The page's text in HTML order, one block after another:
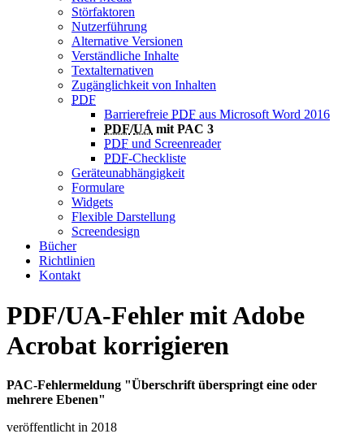
Störfaktoren
Nutzerführung
Alternative Versionen
Verständliche Inhalte
Textalternativen
Zugänglichkeit von Inhalten
PDF
Barrierefreie PDF aus Microsoft Word 2016
PDF/UA mit PAC 3
PDF und Screenreader
PDF-Checkliste
Geräteunabhängigkeit
Formulare
Widgets
Flexible Darstellung
Screendesign
Bücher
Richtlinien
Kontakt
PDF/UA-Fehler mit Adobe
Acrobat korrigieren
PAC-Fehlermeldung "Überschrift überspringt eine oder
mehrere Ebenen"
veröffentlicht in 2018